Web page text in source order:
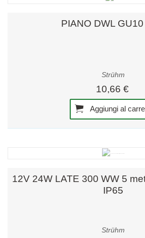
PIANO DWL
Strühm
10,66 €
Aggiungi al
12V 24W LATE 300 WW 5
IP65
Strühm